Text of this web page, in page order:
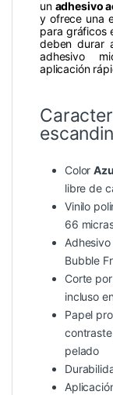
un adhesivo
y ofrece una
para gráficos
deben durar
adhesivo
aplicación
Color
libre de
Vinilo
66
Bubble
Corte
incluso
Papel
pelado